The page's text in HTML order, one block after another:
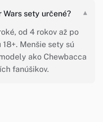
Wars sety určené?
▾
od 4 rokov až po
Menšie sety sú
ako Chewbacca
fanúšikov.